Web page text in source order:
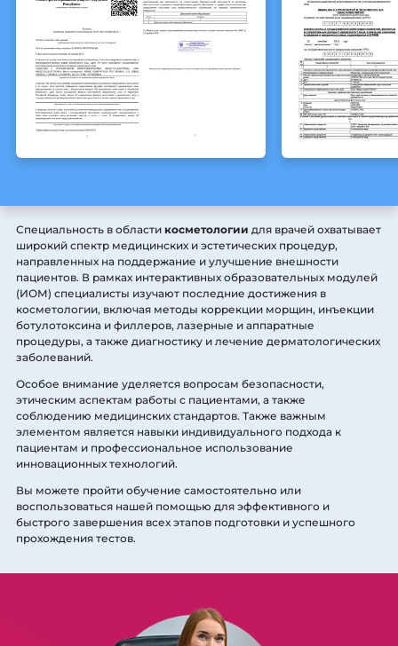
Специальность в области косметологии для врачей охватывает
широкий спектр медицинских и эстетических процедур,
направленных на поддержание и улучшение внешности
пациентов. В рамках интерактивных образовательных модулей
(ИОМ) специалисты изучают последние достижения в
косметологии, включая методы коррекции морщин, инъекции
ботулотоксина и филлеров, лазерные и аппаратные
процедуры, а также диагностику и лечение дерматологических
заболеваний.
Особое внимание уделяется вопросам безопасности,
этическим аспектам работы с пациентами, а также
соблюдению медицинских стандартов. Также важным
элементом является навыки индивидуального подхода к
пациентам и профессиональное использование
инновационных технологий.
Вы можете пройти обучение самостоятельно или
воспользоваться нашей помощью для эффективного и
быстрого завершения всех этапов подготовки и успешного
прохождения тестов.